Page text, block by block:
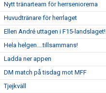
Nytt tränarteam för herrseniorerna
Huvudtränare för herrlaget
Ellen André uttagen i F15-landslaget!
Hela helgen….tillsammans!
Ladda ner appen
DM match på tisdag mot MFF
Tjejkväll